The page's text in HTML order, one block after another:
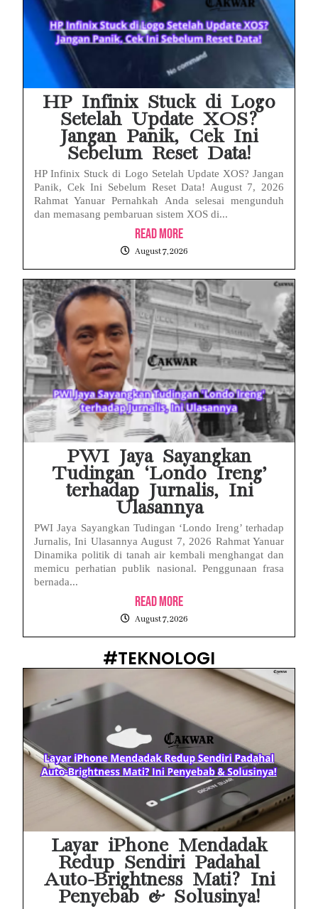
HP Infinix Stuck di Logo
Setelah Update XOS?
Jangan Panik, Cek Ini
Sebelum Reset Data!
HP Infinix Stuck di Logo Setelah Update XOS? Jangan
Panik, Cek Ini Sebelum Reset Data! August 7, 2026
Rahmat Yanuar Pernahkah Anda selesai mengunduh
dan memasang pembaruan sistem XOS di...
Read More
August 7, 2026
PWI Jaya Sayangkan
Tudingan ‘Londo Ireng’
terhadap Jurnalis, Ini
Ulasannya
PWI Jaya Sayangkan Tudingan ‘Londo Ireng’ terhadap
Jurnalis, Ini Ulasannya August 7, 2026 Rahmat Yanuar
Dinamika politik di tanah air kembali menghangat dan
memicu perhatian publik nasional. Penggunaan frasa
bernada...
Read More
August 7, 2026
#TEKNOLOGI
Layar iPhone Mendadak
Redup Sendiri Padahal
Auto-Brightness Mati? Ini
Penyebab & Solusinya!